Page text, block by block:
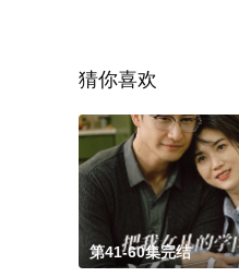
猜你喜欢
第41-60集完结